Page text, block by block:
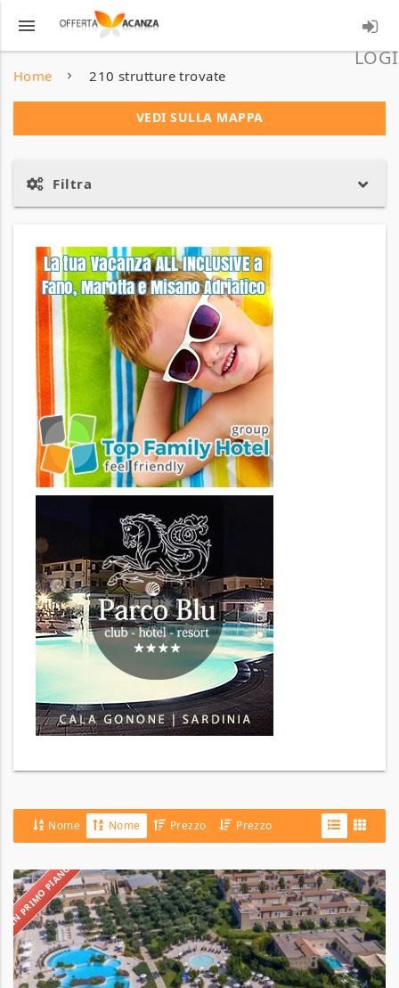
menu
Home 210 strutture trovate
VEDI SULLA MAPPA
Filtra
Nome Nome Prezzo Prezzo
IN PRIMO PIANO
Vivosa
Apulia
Resort